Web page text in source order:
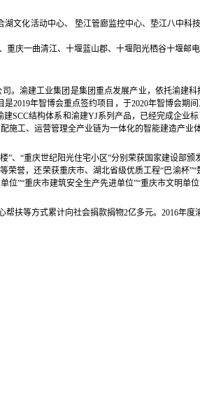
文化活动中心、 垫江管廊监控中心、垫江八中
庆一曲清江、十堰蓝山郡、十堰阳光栖谷十堰
渝建工业集团是集团重点发展产业，依托渝建
年智博会重点签约项目，于2020年智博会期
结构体系和渝建YJ系列产品，已经完成企业
施工、运营管理全产业链为一体化的智能建造产业体
“重庆世纪阳光住宅小区”分别荣获国家建设部
誉，还荣获重庆市、湖北省级优质工程“巴渝杯
”“重庆市建筑安全生产先进单位”“重庆市文明单
等方式累计向社会捐款捐物2亿多元。2016年度